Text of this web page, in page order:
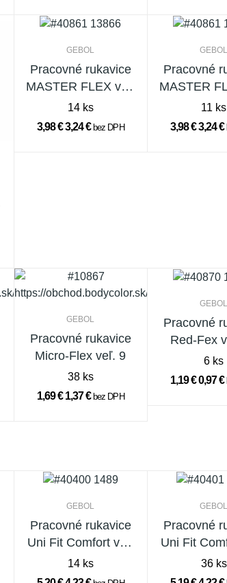
GEBOL
Pracovné rukavice
MASTER FLEX veľ.
10/XL
14 ks
3,98 €3,24 €bez DPH
GEBOL
Pracovné
MASTER
9/L
11 ks
3,98 €3,24 €
GEBOL
Pracovné rukavice
Micro-Flex veľ. 9
38 ks
1,69 €1,37 €bez DPH
GEBOL
Pracovné
Red-Fex
6 ks
1,19 €0,97 €
GEBOL
Pracovné rukavice
Uni Fit Comfort veľ.
11 čierne
14 ks
GEBOL
Pracovné
Uni Fit
8 žlté
36 ks